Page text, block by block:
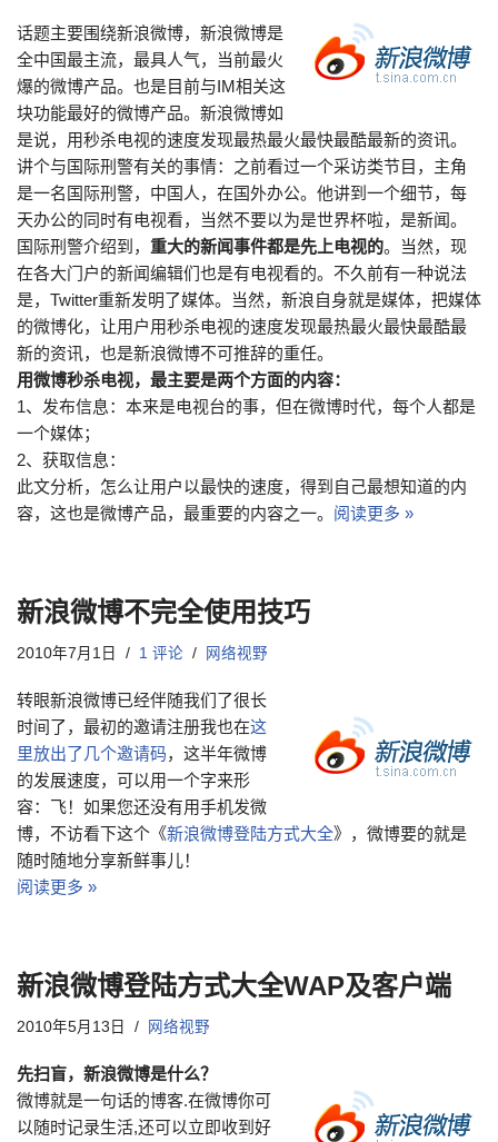
话题主要围绕新浪微博，新浪微博是
全中国最主流，最具人气，当前最火
爆的微博产品。也是目前与IM相关这
块功能最好的微博产品。新浪微博如
是说，用秒杀电视的速度发现最热最火最快最酷最新的资讯。
讲个与国际刑警有关的事情：之前看过一个采访类节目，主角
是一名国际刑警，中国人，在国外办公。他讲到一个细节，每
天办公的同时有电视看，当然不要以为是世界杯啦，是新闻。
国际刑警介绍到， 重大的新闻事件都是先上电视的。当然，现
在各大门户的新闻编辑们也是有电视看的。不久前有一种说法
是，Twitter重新发明了媒体。当然，新浪自身就是媒体，把媒体
的微博化，让用户用秒杀电视的速度发现最热最火最快最酷最
新的资讯，也是新浪微博不可推辞的重任。
用微博秒杀电视，最主要是两个方面的内容：
1、发布信息：本来是电视台的事，但在微博时代，每个人都是
一个媒体；
2、获取信息：
此文分析，怎么让用户以最快的速度，得到自己最想知道的内
容，这也是微博产品，最重要的内容之一。 阅读更多 »
新浪微博不完全使用技巧
2010年7月1日 1 评论 网络视野
转眼新浪微博已经伴随我们了很长
时间了，最初的邀请注册我也在这
里放出了几个邀请码，这半年微博
的发展速度，可以用一个字来形
容：飞！如果您还没有用手机发微
博，不访看下这个《新浪微博登陆方式大全》，微博要的就是
随时随地分享新鲜事儿！
阅读更多 »
新浪微博登陆方式大全WAP及客户端
2010年5月13日 网络视野
先扫盲，新浪微博是什么？
微博就是一句话的博客.在微博你可
以随时记录生活,还可以立即收到好